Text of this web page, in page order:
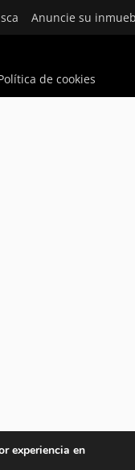
Anuncie su
de cookies
experiencia en